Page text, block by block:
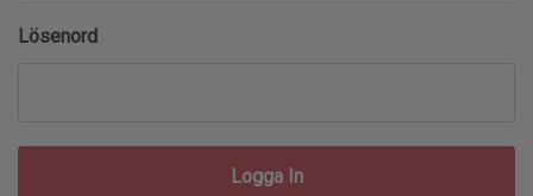
Lösenord